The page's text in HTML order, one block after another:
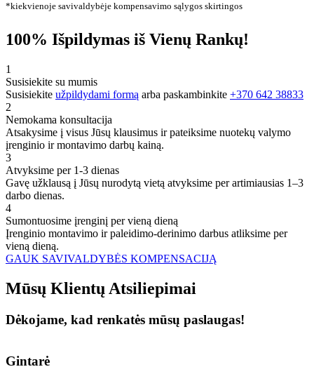
*kiekvienoje savivaldybėje kompensavimo sąlygos skirtingos
100% Išpildymas iš Vienų Rankų!
1
Susisiekite su mumis
Susisiekite užpildydami formą arba paskambinkite +370 642 38833
2
Nemokama konsultacija
Atsakysime į visus Jūsų klausimus ir pateiksime nuotekų valymo
įrenginio ir montavimo darbų kainą.
3
Atvyksime per 1-3 dienas
Gavę užklausą į Jūsų nurodytą vietą atvyksime per artimiausias 1–3
darbo dienas.
4
Sumontuosime įrenginį per vieną dieną
Įrenginio montavimo ir paleidimo-derinimo darbus atliksime per
vieną dieną.
GAUK SAVIVALDYBĖS KOMPENSACIJĄ
Mūsų Klientų Atsiliepimai
Dėkojame, kad renkatės mūsų paslaugas!
Gintarė